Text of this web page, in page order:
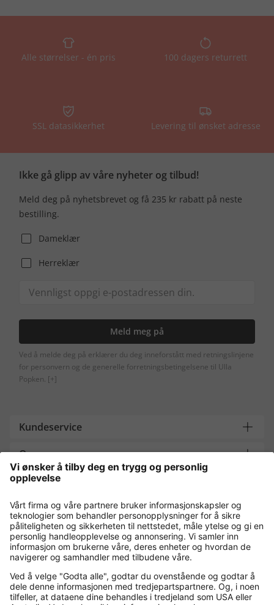
Alle størrelser - én pris 100 dagers returrett
SSL datasikkerhet Levering til ønsket adresse
Ikke gå glipp av våre nyheter og tilbud!
Meld deg på nyhetsbrevet og få 235 kr rabatt på neste
bestilling.
Dameklær
Herreklær
Meld meg på
Ved å melde deg på erklærer du deg inneforstått med retningslinjene
for personvern og de generelle forretningsbetingelsene til Ulla
Popken. [+]
Kundeservice
Om oss
Contact
Payment and Delivery
Kjøp trygt med
Flere nettbutikker